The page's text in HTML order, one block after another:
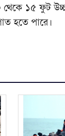
১৫ ফুট
হতে পারে।